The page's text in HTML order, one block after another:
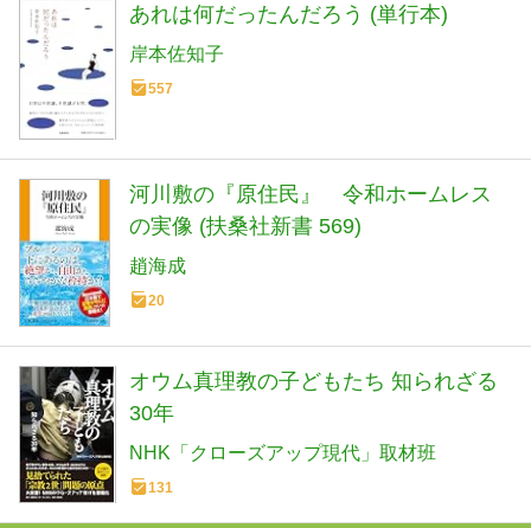
あれは何だったんだろう (単行本)
岸本佐知子
557
河川敷の『原住民』 令和ホームレス
の実像 (扶桑社新書 569)
趙海成
20
オウム真理教の子どもたち 知られざる
30年
NHK「クローズアップ現代」取材班
131